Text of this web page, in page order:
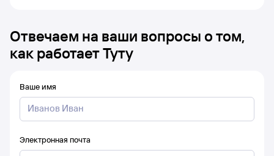
Отвечаем на ваши вопросы о том,
как работает Туту
Ваше имя
Электронная почта